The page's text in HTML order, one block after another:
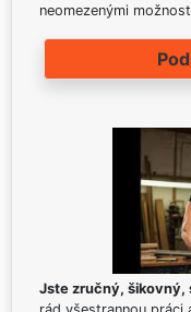
neomezenými
Jste zručný, šikovný,